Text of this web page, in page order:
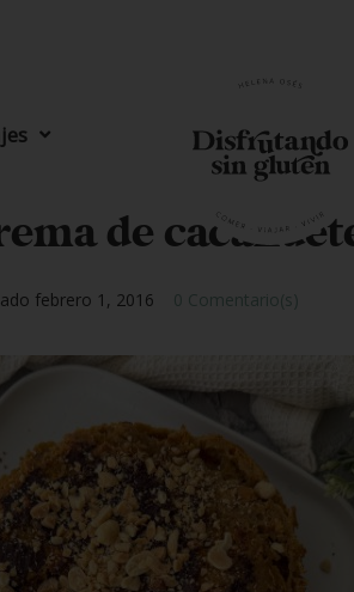
de
febrero 1, 2016 0 Comentario(s)